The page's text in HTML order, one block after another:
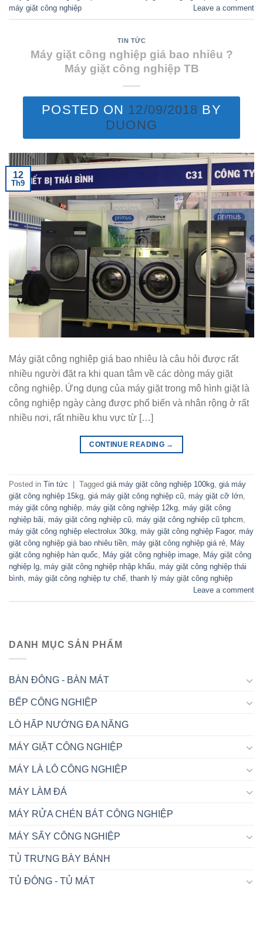
máy giặt công nghiệp
Leave a comment
TIN TỨC
Máy giặt công nghiệp giá bao nhiêu ?
Máy giặt công nghiệp TB
POSTED ON 12/09/2018 BY
DUONG
12
Th9
Máy giặt công nghiệp giá bao nhiêu là câu hỏi được rất
nhiều người đặt ra khi quan tâm về các dòng máy giặt
công nghiệp. Ứng dụng của máy giặt trong mô hình giặt là
công nghiệp ngày càng được phổ biến và nhân rộng ở rất
nhiều nơi, rất nhiều khu vực từ […]
CONTINUE READING →
Posted in Tin tức Tagged giá máy giặt công nghiệp 100kg, giá máy
giặt công nghiệp 15kg, giá máy giặt công nghiệp cũ, máy giặt cỡ lớn,
máy giặt công nghiệp, máy giặt công nghiệp 12kg, máy giặt công
nghiệp bãi, máy giặt công nghiệp cũ, máy giặt công nghiệp cũ tphcm,
máy giặt công nghiệp electrolux 30kg, máy giặt công nghiệp Fagor, máy
giặt công nghiệp giá bao nhiêu tiền, máy giặt công nghiệp giá rẻ, Máy
giặt công nghiệp hàn quốc, Máy giặt công nghiệp image, Máy giặt công
nghiệp lg, máy giặt công nghiệp nhập khẩu, máy giặt công nghiệp thái
bình, máy giặt công nghiệp tự chế, thanh lý máy giặt công nghiệp
Leave a comment
DANH MỤC SẢN PHẨM
BÀN ĐÔNG - BÀN MÁT
BẾP CÔNG NGHIỆP
LÒ HẤP NƯỚNG ĐA NĂNG
MÁY GIẶT CÔNG NGHIỆP
MÁY LÀ LÔ CÔNG NGHIỆP
MÁY LÀM ĐÁ
MÁY RỬA CHÉN BÁT CÔNG NGHIỆP
MÁY SẤY CÔNG NGHIỆP
TỦ TRƯNG BÀY BÁNH
TỦ ĐÔNG - TỦ MÁT